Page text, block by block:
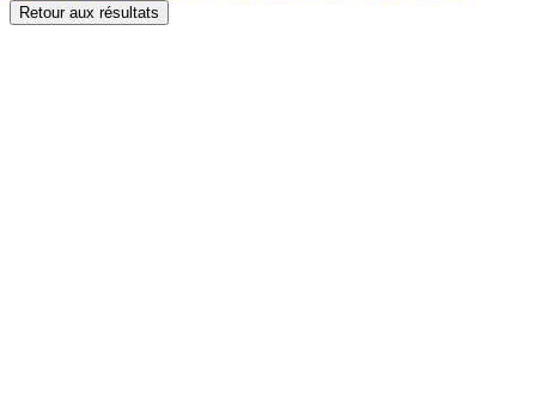
Retour aux résultats